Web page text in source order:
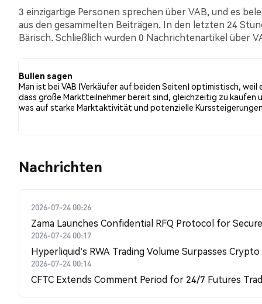
3 einzigartige Personen sprechen über VAB, und es
aus den gesammelten Beiträgen. In den letzten 24
Bärisch. Schließlich wurden 0 Nachrichtenartikel über
Bullen sagen
Man ist bei VAB (Verkäufer auf beiden Seiten) optimistisch, weil
dass große Marktteilnehmer bereit sind, gleichzeitig zu kaufen
was auf starke Marktaktivität und potenzielle
Nachrichten
2026-07-24 00:26
Zama Launches Confidential RFQ Protocol for
2026-07-24 00:17
Hyperliquid's RWA Trading Volume Surpasses
2026-07-24 00:14
CFTC Extends Comment Period for 24/7 Futures